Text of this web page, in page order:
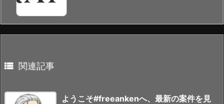
 関連記事
ようこそ#freeankenへ、最新の案件を見